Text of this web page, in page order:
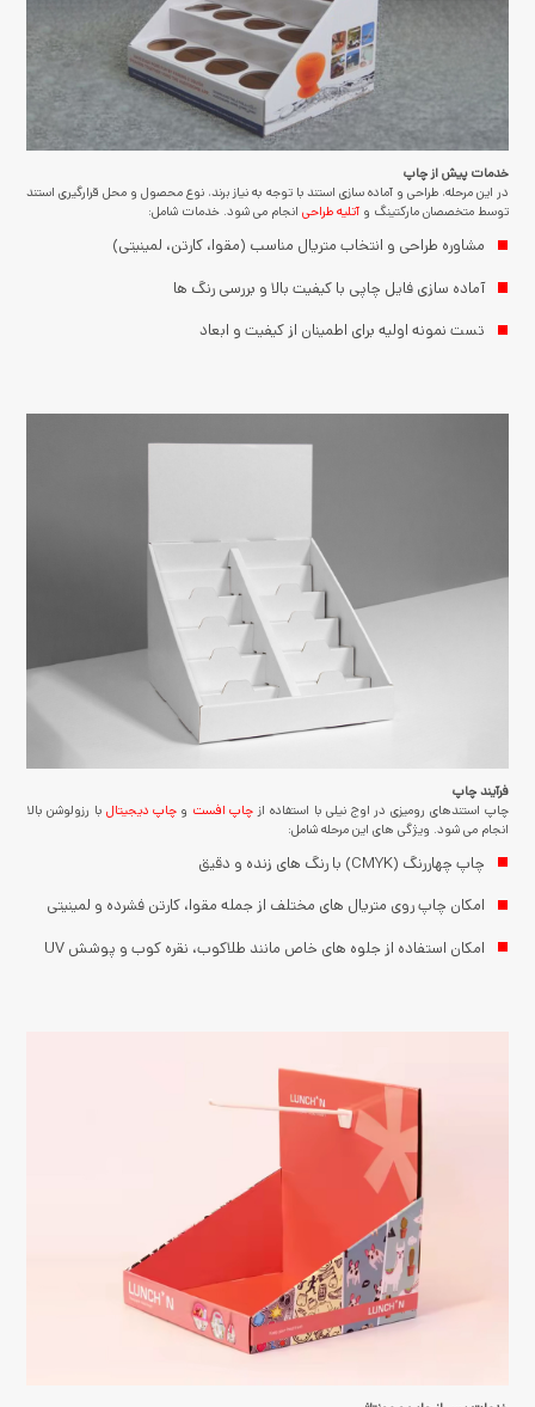
خدمات پیش از چاپ
در این مرحله، طراحی و آماده سازی استند با توجه به نیاز برند، نوع محصول و محل قرارگیری استند
توسط متخصصان مارکتینگ و آتلیه طراحی انجام می شود. خدمات شامل:
مشاوره طراحی و انتخاب متریال مناسب (مقوا، کارتن، لمینیتی)
آماده سازی فایل چاپی با کیفیت بالا و بررسی رنگ ها
تست نمونه اولیه برای اطمینان از کیفیت و ابعاد
فرآیند چاپ
چاپ استندهای رومیزی در اوج نیلی با استفاده از چاپ افست وچاپ دیجیتال با رزولوشن بالا
انجام می شود. ویژگی های این مرحله شامل:
چاپ چهاررنگ (CMYK) با رنگ های زنده و دقیق
امکان چاپ روی متریال های مختلف از جمله مقوا، کارتن فشرده و لمینیتی
امکان استفاده از جلوه های خاص مانند طلاکوب، نقره کوب و پوشش UV